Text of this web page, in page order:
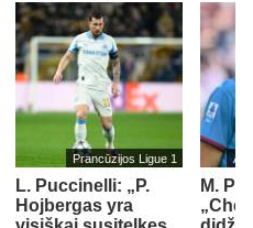
Prancūzijos Ligue 1
L. Puccinelli: „P.
Hojbergas yra
M.